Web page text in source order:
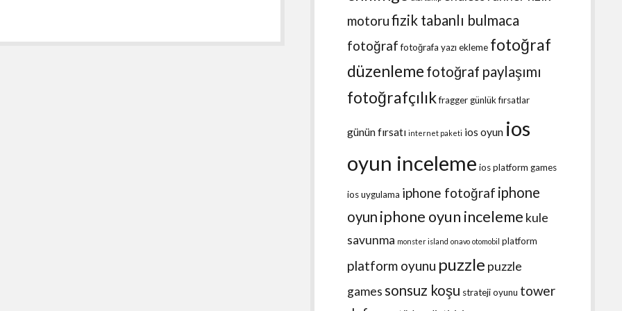
motorufizik tabanlı bulmaca
fotoğraf fotoğrafa yazı ekleme fotoğraf
düzenleme fotoğraf paylaşımı
fotoğrafçılıkfraggergünlük fırsatlar
günün fırsatı internet paketi ios oyun ios
oyun inceleme ios platform games
ios uygulama iphone fotoğraf iphone
oyun iphone oyun inceleme kule
savunma monster island onavo otomobil platform
platform oyunu puzzle puzzle
games sonsuz koşu strateji oyunu tower